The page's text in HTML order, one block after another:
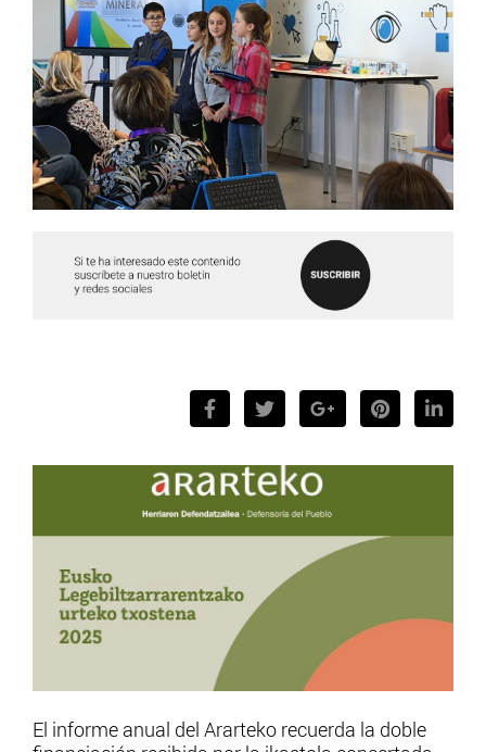
El informe anual del Ararteko recuerda la doble